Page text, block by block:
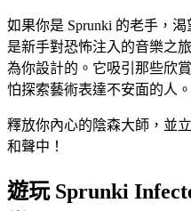
如果你是 Sprunki 的老手，
是新手對恐怖注入的音樂之
為你設計的。它吸引那些欣
怕探索藝術表達不安面的人。
釋放你內心的陰森大師，並
和聲中！
遊玩 Sprunki